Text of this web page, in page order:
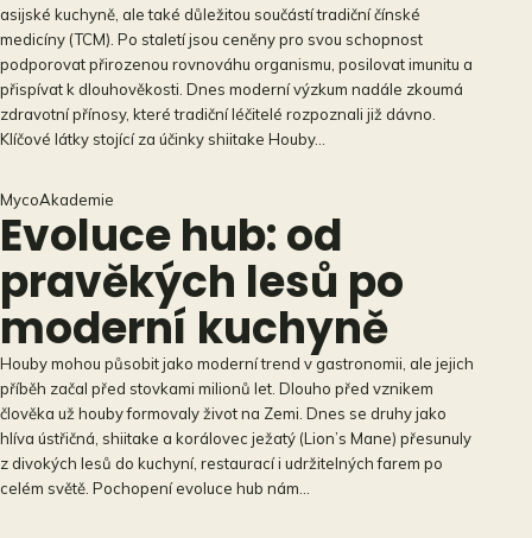
asijské kuchyně, ale také důležitou součástí tradiční čínské
medicíny (TCM). Po staletí jsou ceněny pro svou schopnost
podporovat přirozenou rovnováhu organismu, posilovat imunitu a
přispívat k dlouhověkosti. Dnes moderní výzkum nadále zkoumá
zdravotní přínosy, které tradiční léčitelé rozpoznali již dávno.
Klíčové látky stojící za účinky shiitake Houby…
MycoAkademie
Evoluce hub: od
pravěkých lesů po
moderní kuchyně
Houby mohou působit jako moderní trend v gastronomii, ale jejich
příběh začal před stovkami milionů let. Dlouho před vznikem
člověka už houby formovaly život na Zemi. Dnes se druhy jako
hlíva ústřičná, shiitake a korálovec ježatý (Lion’s Mane) přesunuly
z divokých lesů do kuchyní, restaurací i udržitelných farem po
celém světě. Pochopení evoluce hub nám…